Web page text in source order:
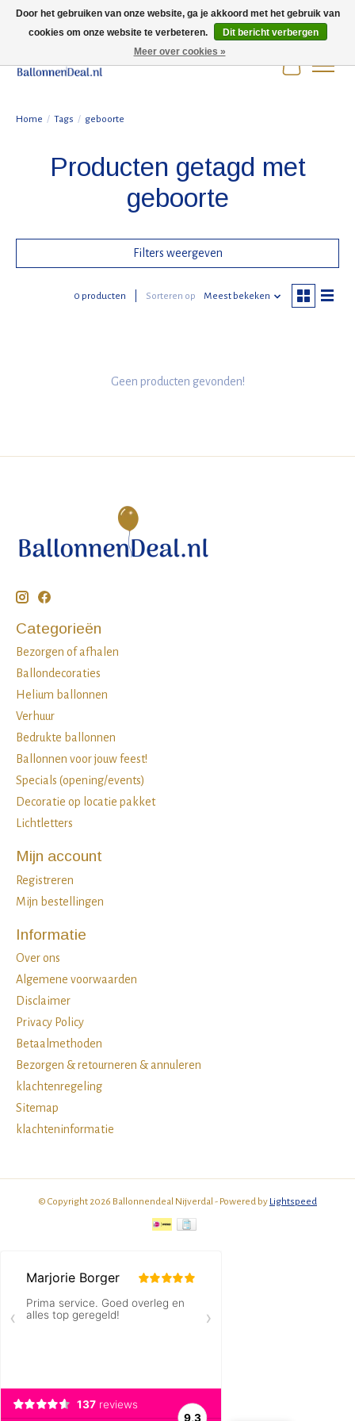
Wij zijn gesloten t/m 3 augustus i.v.m. de zomervakantie.
Home / Tags / geboorte
Producten getagd met
geboorte
Filters weergeven
0 producten Sorteren op Meest bekeken
Geen producten gevonden!
Categorieën
Bezorgen of afhalen
Ballondecoraties
Helium ballonnen
Verhuur
Bedrukte ballonnen
Ballonnen voor jouw feest!
Specials (opening/events)
Decoratie op locatie pakket
Lichtletters
Mijn account
Registreren
Mijn bestellingen
Informatie
Over ons
Algemene voorwaarden
Disclaimer
Privacy Policy
Betaalmethoden
Bezorgen & retourneren & annuleren
klachtenregeling
Sitemap
klachteninformatie
© Copyright 2026 Ballonnendeal Nijverdal - Powered by Lightspeed
Door het gebruiken van onze website, ga je akkoord met het gebruik van
cookies om onze website te verbeteren.
Dit bericht verbergen
Meer over cookies »